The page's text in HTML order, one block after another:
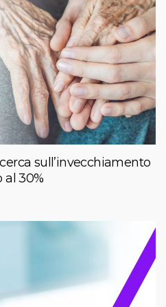
sull’invecchiamento
30%